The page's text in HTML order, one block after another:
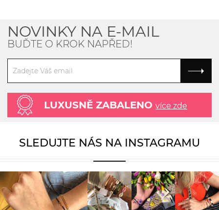
NOVINKY NA E-MAIL
BUĎTE O KROK NAPŘED!
LUXUSNĚ ZABALENO více zde
SLEDUJTE NÁS NA INSTAGRAMU